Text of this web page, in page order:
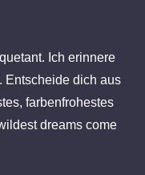
Ich erinnere
Entscheide dich aus
farbenfrohestes
dreams come